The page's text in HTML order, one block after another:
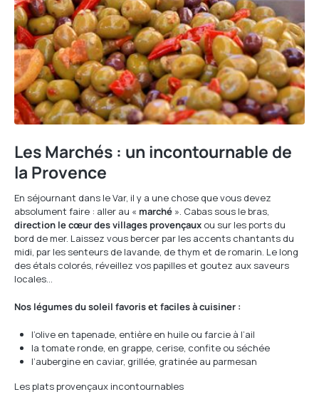
Les Marchés : un incontournable de
la Provence
En séjournant dans le Var, il y a une chose que vous devez
absolument faire : aller au « marché ». Cabas sous le bras,
direction le cœur des villages provençaux ou sur les ports du
bord de mer. Laissez vous bercer par les accents chantants du
midi, par les senteurs de lavande, de thym et de romarin. Le long
des étals colorés, réveillez vos papilles et goutez aux saveurs
locales…
Nos légumes du soleil favoris et faciles à cuisiner :
l’olive en tapenade, entière en huile ou farcie à l’ail
la tomate ronde, en grappe, cerise, confite ou séchée
l’aubergine en caviar, grillée, gratinée au parmesan
Les plats provençaux incontournables